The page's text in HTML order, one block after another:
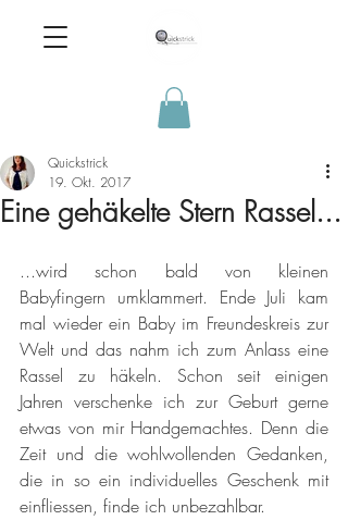
Eine gehäkelte Stern Rassel...
Quickstrick
19. Okt. 2017
...wird schon bald von kleinen
Babyfingern umklammert. Ende Juli kam
mal wieder ein Baby im Freundeskreis zur
Welt und das nahm ich zum Anlass eine
Rassel zu häkeln. Schon seit einigen
Jahren verschenke ich zur Geburt gerne
etwas von mir Handgemachtes. Denn die
Zeit und die wohlwollenden Gedanken,
die in so ein individuelles Geschenk mit
einfliessen, finde ich unbezahlbar.